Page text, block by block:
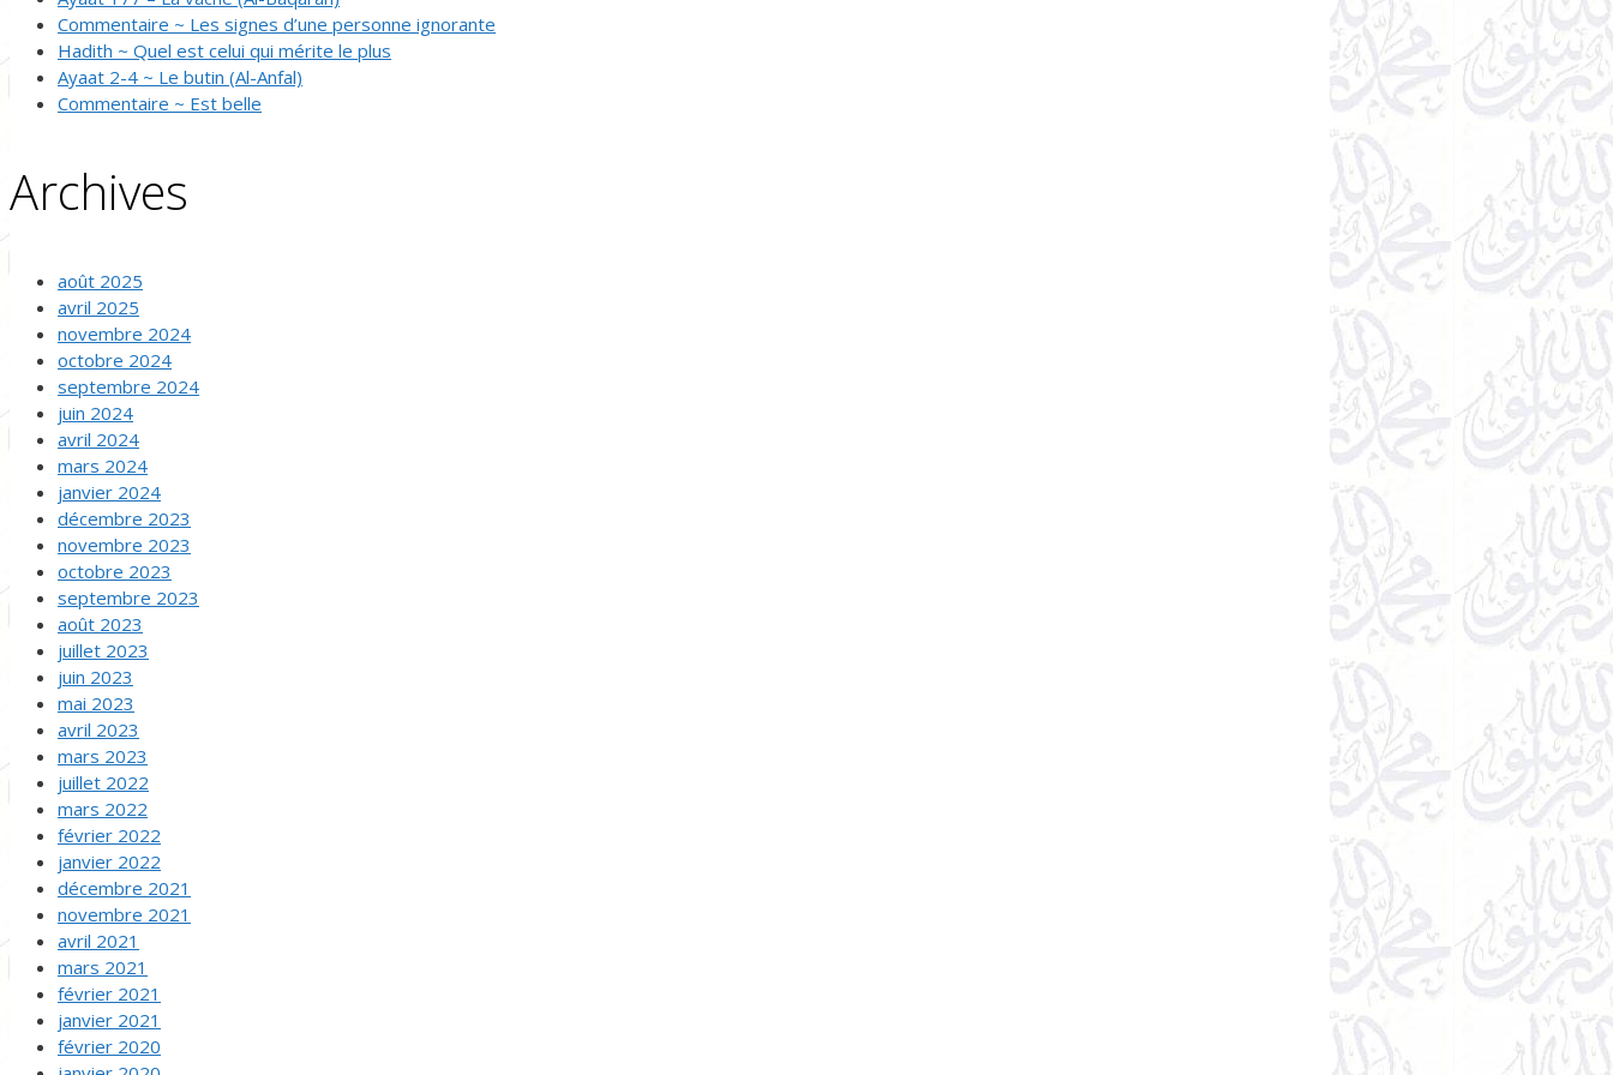
Commentaire ~ Les signes d’une personne ignorante
Hadith ~ Quel est celui qui mérite le plus
Ayaat 2-4 ~ Le butin (Al-Anfal)
Commentaire ~ Est belle
Archives
août 2025
avril 2025
novembre 2024
octobre 2024
septembre 2024
juin 2024
avril 2024
mars 2024
janvier 2024
décembre 2023
novembre 2023
octobre 2023
septembre 2023
août 2023
juillet 2023
juin 2023
mai 2023
avril 2023
mars 2023
juillet 2022
mars 2022
février 2022
janvier 2022
décembre 2021
novembre 2021
avril 2021
mars 2021
février 2021
janvier 2021
février 2020